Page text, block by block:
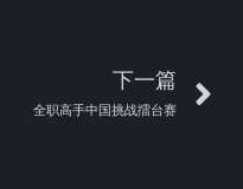
下一篇
全职高手中国挑战擂台赛